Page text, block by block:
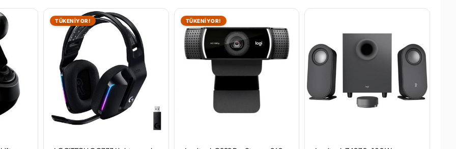
TÜKENİYOR! TÜKENİYOR!